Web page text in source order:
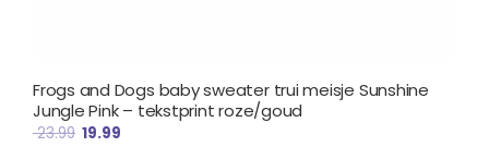
Frogs and Dogs baby sweater trui meisje Sunshine
Jungle Pink – tekstprint roze/goud
23.99 19.99